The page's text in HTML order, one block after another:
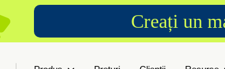
Creați un